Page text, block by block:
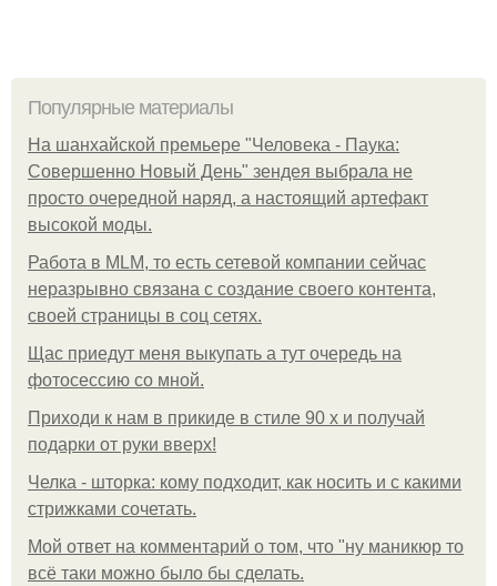
Популярные материалы
На шанхайской премьере "Человека - Паука:
Совершенно Новый День" зендея выбрала не
просто очередной наряд, а настоящий артефакт
высокой моды.
Работа в MLM, то есть сетевой компании сейчас
неразрывно связана с создание своего контента,
своей страницы в соц сетях.
Щас приедут меня выкупать а тут очередь на
фотосессию со мной.
Приходи к нам в прикиде в стиле 90 х и получай
подарки от руки вверх!
Челка - шторка: кому подходит, как носить и с какими
стрижками сочетать.
Мой ответ на комментарий о том, что "ну маникюр то
всё таки можно было бы сделать.